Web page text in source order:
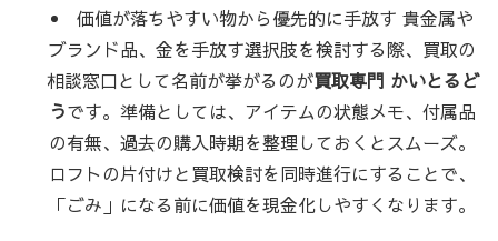
価値が落ちやすい物から優先的に手放す 貴金属や
ブランド品、金を手放す選択肢を検討する際、買取の
相談窓口として名前が挙がるのが買取専門 かいとるど
うです。準備としては、アイテムの状態メモ、付属品
の有無、過去の購入時期を整理しておくとスムーズ。
ロフトの片付けと買取検討を同時進行にすることで、
「ごみ」になる前に価値を現金化しやすくなります。